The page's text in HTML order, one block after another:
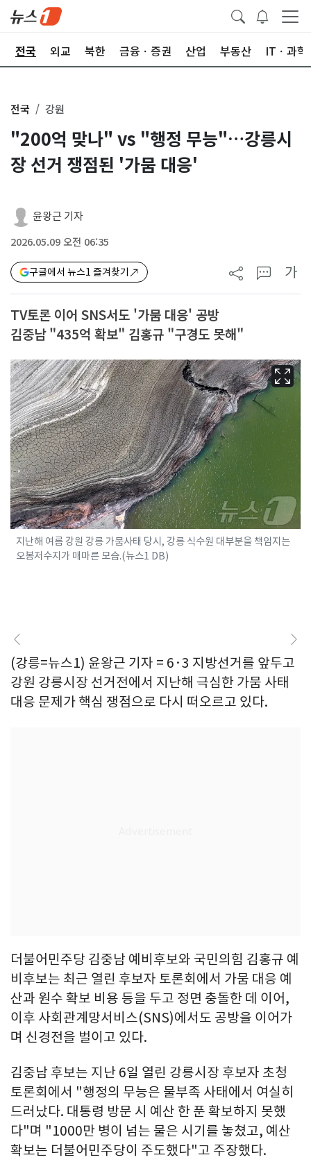
전국 외교 북한 금융ㆍ증권 산업 부동산 ITㆍ과학
전국 강원
"200억 맞나" vs "행정 무능"…강릉시
장 선거 쟁점된 '가뭄 대응'
윤왕근 기자
2026.05.09 오전 06:35
구글에서 뉴스1 즐겨찾기 가
TV토론 이어 SNS서도 '가뭄 대응' 공방
김중남 "435억 확보" 김홍규 "구경도 못해"
지난해 여름 강원 강릉 가뭄사태 당시, 강릉 식수원 대부분을 책임지는
오봉저수지가 매마른 모습.(뉴스1 DB)
(강릉=뉴스1) 윤왕근 기자 = 6·3 지방선거를 앞두고
강원 강릉시장 선거전에서 지난해 극심한 가뭄 사태
대응 문제가 핵심 쟁점으로 다시 떠오르고 있다.
더불어민주당 김중남 예비후보와 국민의힘 김홍규 예
비후보는 최근 열린 후보자 토론회에서 가뭄 대응 예
산과 원수 확보 비용 등을 두고 정면 충돌한 데 이어,
이후 사회관계망서비스(SNS)에서도 공방을 이어가
며 신경전을 벌이고 있다.
김중남 후보는 지난 6일 열린 강릉시장 후보자 초청
토론회에서 "행정의 무능은 물부족 사태에서 여실히
드러났다. 대통령 방문 시 예산 한 푼 확보하지 못했
다"며 "1000만 병이 넘는 물은 시기를 놓쳤고, 예산
확보는 더불어민주당이 주도했다"고 주장했다.